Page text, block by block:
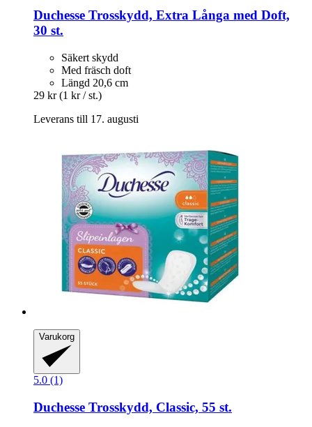
Duchesse Trosskydd, Extra Långa med Doft,
30 st.
Säkert skydd
Med fräsch doft
Längd 20,6 cm
29 kr (1 kr / st.)
Leverans till 17. augusti
Varukorg
5.0 (1)
Duchesse Trosskydd, Classic, 55 st.